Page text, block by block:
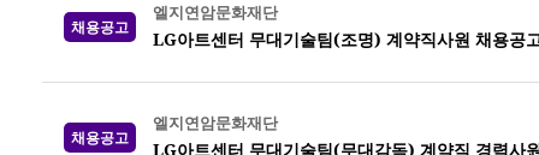
채용공고
엘지연암문화재단
LG아트센터 무대기술팀(조명) 계약직사원 채용공
채용공고
엘지연암문화재단
LG아트센터 무대기술팀(무대감독) 계약직 경력사